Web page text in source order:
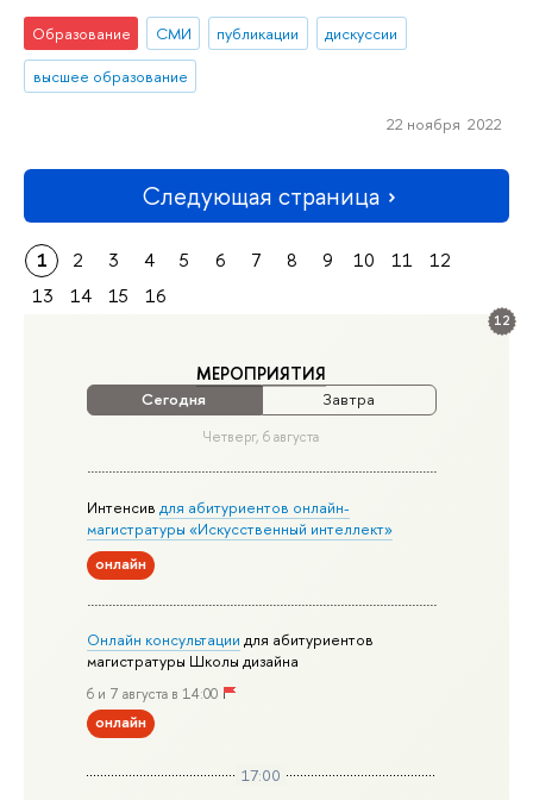
12
МЕРОПРИЯТИЯ
Сегодня Завтра
Четверг, 6 августа
Интенсивдля абитуриентов онлайн-
магистратуры «Искусственный интеллект»
онлайн
Онлайн консультации для абитуриентов
магистратуры Школы дизайна
6 и 7 августа в 14:00
онлайн
17:00
Образование СМИ публикации
дискуссии
высшее образование
22 ноября 2022
Следующая страница
1 2 3 4 5 6 7 8 9 10 11
12
13
14 15 16